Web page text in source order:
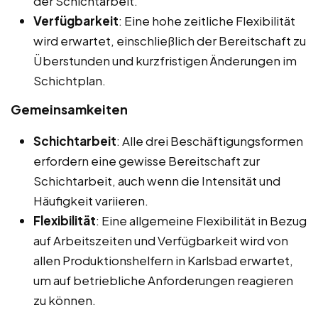
Verfügbarkeit: Eine hohe zeitliche Flexibilität
wird erwartet, einschließlich der Bereitschaft zu
Überstunden und kurzfristigen Änderungen im
Schichtplan.
Gemeinsamkeiten
Schichtarbeit: Alle drei Beschäftigungsformen
erfordern eine gewisse Bereitschaft zur
Schichtarbeit, auch wenn die Intensität und
Häufigkeit variieren.
Flexibilität: Eine allgemeine Flexibilität in Bezug
auf Arbeitszeiten und Verfügbarkeit wird von
allen Produktionshelfern in Karlsbad erwartet,
um auf betriebliche Anforderungen reagieren
zu können.